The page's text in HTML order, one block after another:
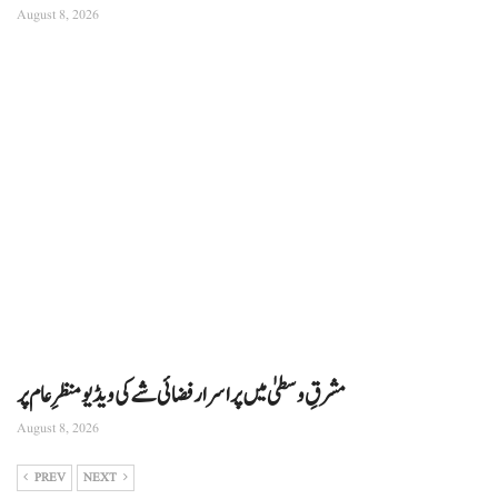
August 8, 2026
مشرقِ وسطیٰ میں پراسرار فضائی شے کی ویڈیو منظرِ عام پر
August 8, 2026
PREV NEXT